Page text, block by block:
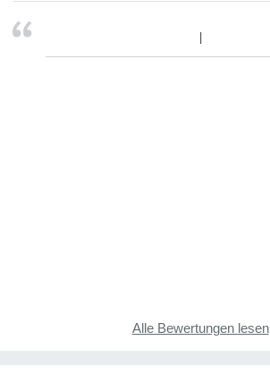
Alle Bewertungen lesen